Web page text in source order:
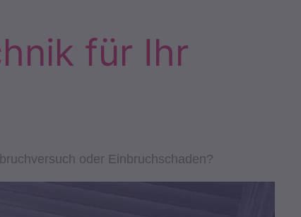
für Ihr
oder Einbruchschaden?